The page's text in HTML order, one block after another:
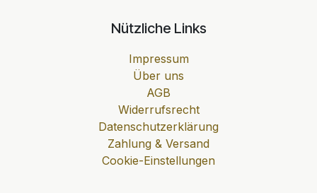
Nützliche Links
Impressum
Über uns
AGB
Widerrufsrecht
Datenschutzerklärung
Zahlung & Versand
Cookie-Einstellungen